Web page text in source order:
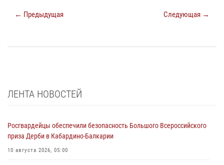
← Предыдущая Следующая →
ЛЕНТА НОВОСТЕЙ
Росгвардейцы обеспечили безопасность Большого Всероссийского
приза Дерби в Кабардино-Балкарии
10 августа 2026, 05:00